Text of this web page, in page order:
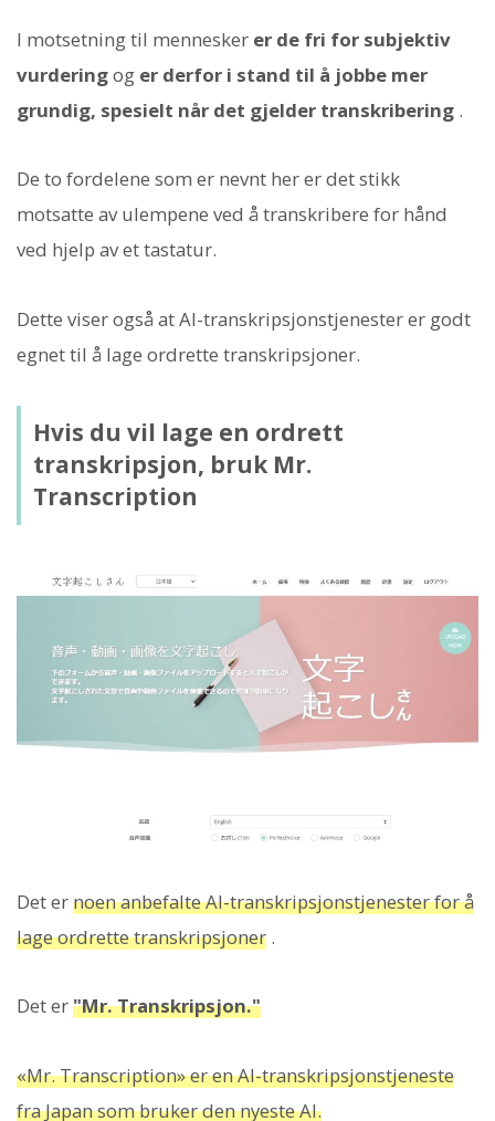
I motsetning til mennesker er de fri for subjektiv
vurderingog er derfor i stand til å jobbe mer
grundig, spesielt når det gjelder transkribering .
De to fordelene som er nevnt her er det stikk
motsatte av ulempene ved å transkribere for hånd
ved hjelp av et tastatur.
Dette viser også at AI-transkripsjonstjenester er godt
egnet til å lage ordrette transkripsjoner.
Hvis du vil lage en ordrett
transkripsjon, bruk Mr.
Transcription
Det ernoen anbefalte AI-transkripsjonstjenester for å
lage ordrette transkripsjoner .
Det er"Mr. Transkripsjon."
«Mr. Transcription» er en AI-transkripsjonstjeneste
fra Japan som bruker den nyeste AI.